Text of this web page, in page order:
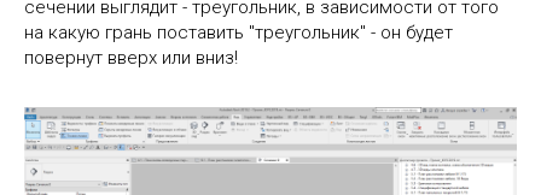
сечении выглядит - треугольник, в зависимости от того
на какую грань поставить "треугольник" - он будет
повернут вверх или вниз!